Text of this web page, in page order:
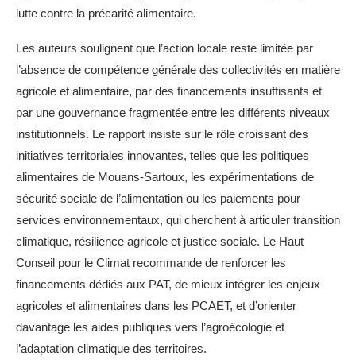
lutte contre la précarité alimentaire.
Les auteurs soulignent que l’action locale reste limitée par
l’absence de compétence générale des collectivités en matière
agricole et alimentaire, par des financements insuffisants et
par une gouvernance fragmentée entre les différents niveaux
institutionnels. Le rapport insiste sur le rôle croissant des
initiatives territoriales innovantes, telles que les politiques
alimentaires de Mouans-Sartoux, les expérimentations de
sécurité sociale de l’alimentation ou les paiements pour
services environnementaux, qui cherchent à articuler transition
climatique, résilience agricole et justice sociale. Le Haut
Conseil pour le Climat recommande de renforcer les
financements dédiés aux PAT, de mieux intégrer les enjeux
agricoles et alimentaires dans les PCAET, et d’orienter
davantage les aides publiques vers l’agroécologie et
l’adaptation climatique des territoires.